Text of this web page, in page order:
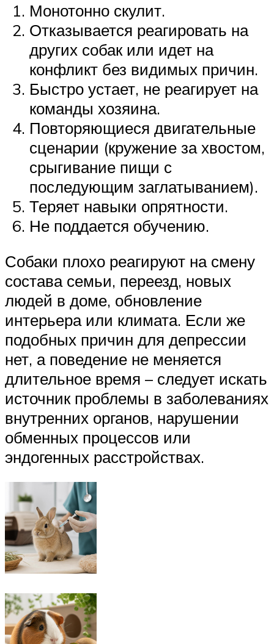
Монотонно скулит.
Отказывается реагировать на
других собак или идет на
конфликт без видимых причин.
Быстро устает, не реагирует на
команды хозяина.
Повторяющиеся двигательные
сценарии (кружение за хвостом,
срыгивание пищи с
последующим заглатыванием).
Теряет навыки опрятности.
Не поддается обучению.
Собаки плохо реагируют на смену
состава семьи, переезд, новых
людей в доме, обновление
интерьера или климата. Если же
подобных причин для депрессии
нет, а поведение не меняется
длительное время – следует искать
источник проблемы в заболеваниях
внутренних органов, нарушении
обменных процессов или
эндогенных расстройствах.